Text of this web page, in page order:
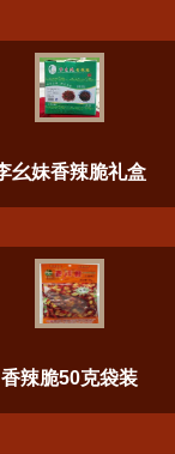
幺妹香辣脆礼盒
香辣脆50克袋装